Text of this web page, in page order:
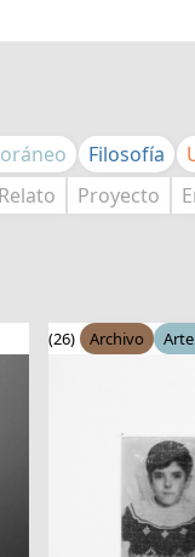
Filosofía
Relato Proyecto
(26) Archivo